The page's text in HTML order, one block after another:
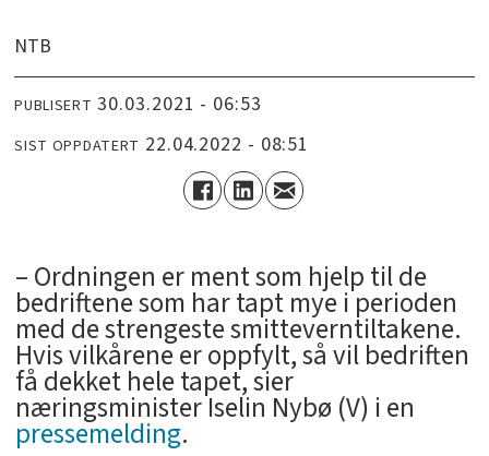
NTB
PUBLISERT 30.03.2021 - 06:53
SIST OPPDATERT 22.04.2022 - 08:51
– Ordningen er ment som hjelp til de
bedriftene som har tapt mye i perioden
med de strengeste smitteverntiltakene.
Hvis vilkårene er oppfylt, så vil bedriften
få dekket hele tapet, sier
næringsminister Iselin Nybø (V) i en
pressemelding.